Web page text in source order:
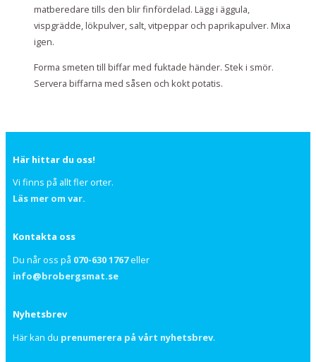
matberedare tills den blir finfördelad. Lägg i äggula,
vispgrädde, lökpulver, salt, vitpeppar och paprikapulver. Mixa
igen.
Forma smeten till biffar med fuktade händer. Stek i smör.
Servera biffarna med såsen och kokt potatis.
Här hittar du oss!
Vi finns på allt fler orter.
Läs mer om var.
Kontakta oss
Du når oss på 070-630 1767eller
info@brobergsmat.se
Nyhetsbrev
Här kan du prenumerera på vårt nyhetsbrev.